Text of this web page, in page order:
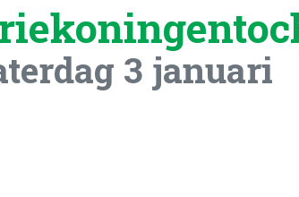
3 januari